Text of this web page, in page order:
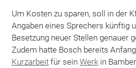
Um Kosten zu sparen, soll in der
Angaben eines Sprechers künftig
Besetzung neuer Stellen genauer
Zudem hatte Bosch bereits
Kurzarbeitfür sein Werkin